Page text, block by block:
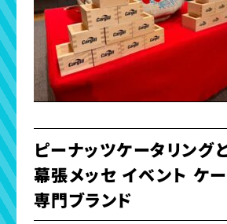
ピーナッツケータリング
幕張メッセ イベント ケ
専門ブランド